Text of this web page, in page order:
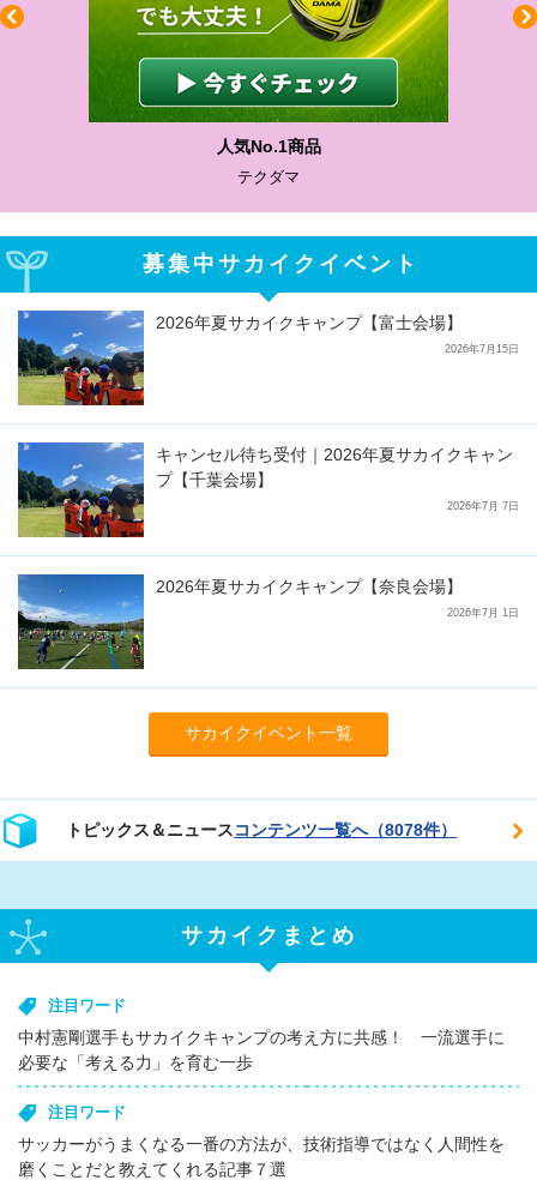
人気No.1商品
テクダマ
募集中サカイクイベント
2026年夏サカイクキャンプ【富士会場】
2026年7月15日
キャンセル待ち受付｜2026年夏サカイクキャン
プ【千葉会場】
2026年7月 7日
2026年夏サカイクキャンプ【奈良会場】
2026年7月 1日
サカイクイベント一覧
トピックス＆ニュースコンテンツ一覧へ（8078件）
サカイクまとめ
注目ワード
中村憲剛選手もサカイクキャンプの考え方に共感！ 一流選手に
必要な「考える力」を育む一歩
注目ワード
サッカーがうまくなる一番の方法が、技術指導ではなく人間性を
磨くことだと教えてくれる記事７選